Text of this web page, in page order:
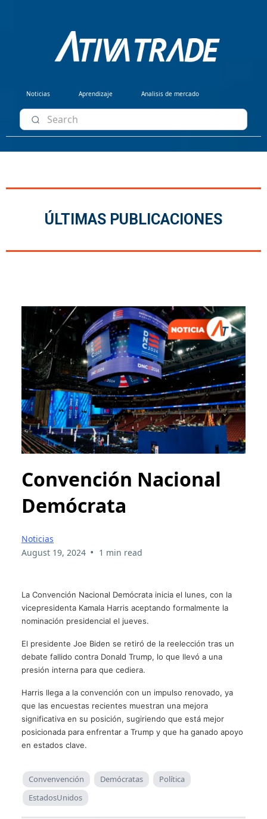
Noticias Aprendizaje Analisis de mercado
ÚLTIMAS PUBLICACIONES
Convención Nacional
Demócrata
Noticias
August 19, 2024 • 1 min read
La Convención Nacional Demócrata inicia el lunes, con la
vicepresidenta Kamala Harris aceptando formalmente la
nominación presidencial el jueves.
El presidente Joe Biden se retiró de la reelección tras un
debate fallido contra Donald Trump, lo que llevó a una
presión interna para que cediera.
Harris llega a la convención con un impulso renovado, ya
que las encuestas recientes muestran una mejora
significativa en su posición, sugiriendo que está mejor
posicionada para enfrentar a Trump y que ha ganado apoyo
en estados clave.
Convenvención Demócratas
Política
EstadosUnidos